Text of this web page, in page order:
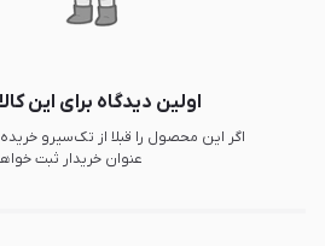
اولین دیدگاه برای این
اگر این محصول را قبلا از تک‌سیرو
عنوان خریدار ثبت